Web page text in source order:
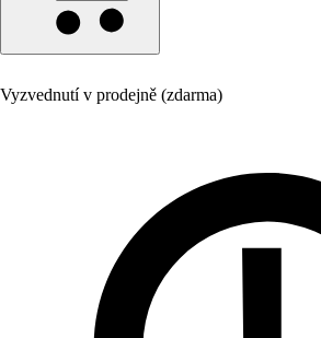
Vyzvednutí v prodejně (zdarma)